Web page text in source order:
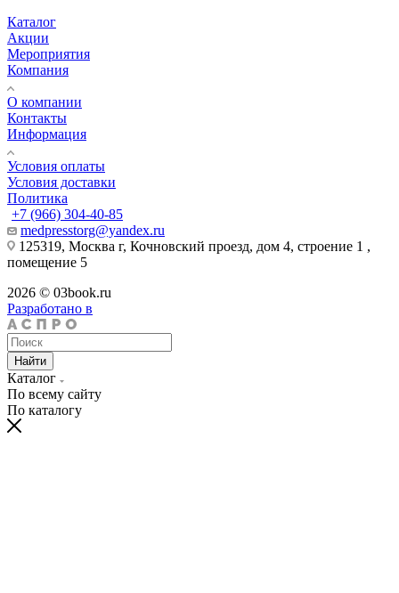
Каталог
Акции
Мероприятия
Компания
О компании
Контакты
Информация
Условия оплаты
Условия доставки
Политика
+7 (966) 304-40-85
medpresstorg@yandex.ru
125319, Москва г, Кочновский проезд, дом 4, строение 1 ,
помещение 5
2026 © 03book.ru
Разработано в
Найти
Каталог
По всему сайту
По каталогу